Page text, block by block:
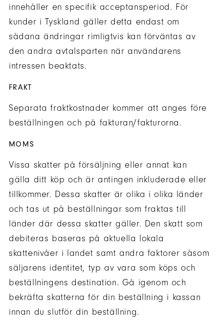
innehåller en specifik acceptansperiod. För
kunder i Tyskland gäller detta endast om
sådana ändringar rimligtvis kan förväntas av
den andra avtalsparten när användarens
intressen beaktats.
FRAKT
Separata fraktkostnader kommer att anges före
beställningen och på fakturan/fakturorna.
MOMS
Vissa skatter på försäljning eller annat kan
gälla ditt köp och är antingen inkluderade eller
tillkommer. Dessa skatter är olika i olika länder
och tas ut på beställningar som fraktas till
länder där dessa skatter gäller. Den skatt som
debiteras baseras på aktuella lokala
skattenivåer i landet samt andra faktorer såsom
säljarens identitet, typ av vara som köps och
beställningens destination. Gå igenom och
bekräfta skatterna för din beställning i kassan
innan du slutför din beställning.